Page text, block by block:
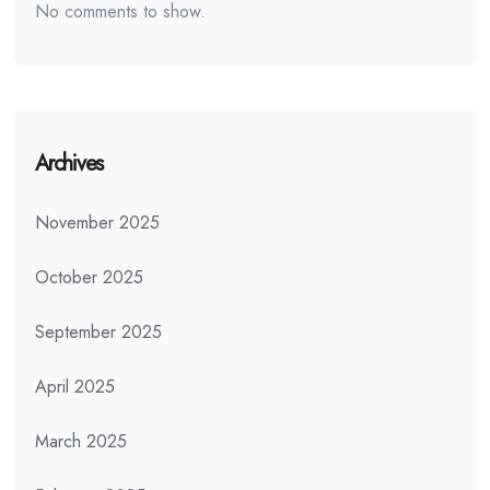
No comments to show.
Archives
November 2025
October 2025
September 2025
April 2025
March 2025